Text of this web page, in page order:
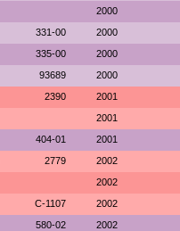
2000
331-00 2000
335-00 2000
93689 2000
2390 2001
2001
404-01 2001
2779 2002
2002
C-1107 2002
580-02 2002